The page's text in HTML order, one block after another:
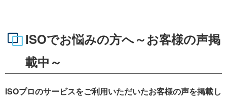
ISOでお悩みの方へ～お客様の声掲
載中～
ISOプロのサービスをご利用いただいたお客様の声を掲載し